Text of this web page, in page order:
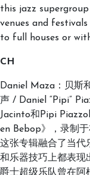
this jazz
venues and
to full houses or
CH
Daniel Maza：贝斯
声 / Daniel “Pipi”
Jacinto和Pipi
en Bebop》，录制
这张专辑融合了当代
和乐器技巧上都表现
爵士超级乐队曾在阿